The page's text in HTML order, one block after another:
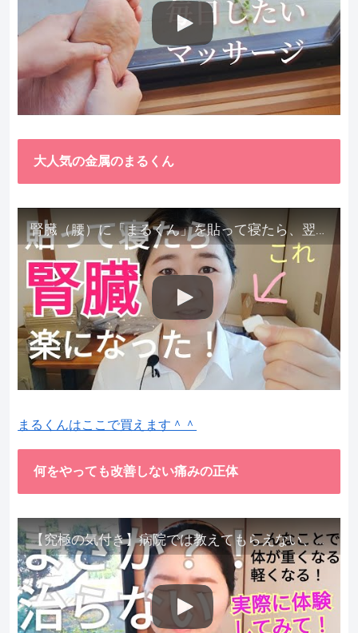
大人気の金属のまるくん
腎臓（腰）に「まるくん」を貼って寝たら、翌朝めちゃ楽でびっくりしました。腎臓叩いても痛くない！【お客様の声を試してみた】
まるくんはここで買えます＾＾
何をやっても改善しない痛みの正体
【究極の気付き】病院では教えてもらえない、その長年悩んできた痛み、症状、どうして治らないのか？痛みの正体、実際に今すぐ試して知ってほしい。